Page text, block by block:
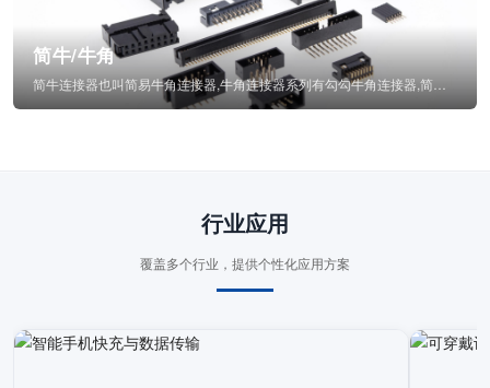
简牛/牛角
行业应用
覆盖多个行业，提供个性化应用方案